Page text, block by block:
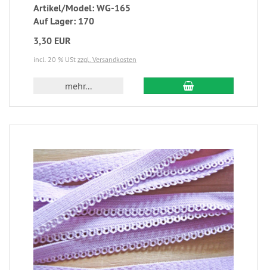
Artikel/Model: WG-165
Auf Lager: 170
3,30 EUR
incl. 20 % USt zzgl. Versandkosten
mehr...